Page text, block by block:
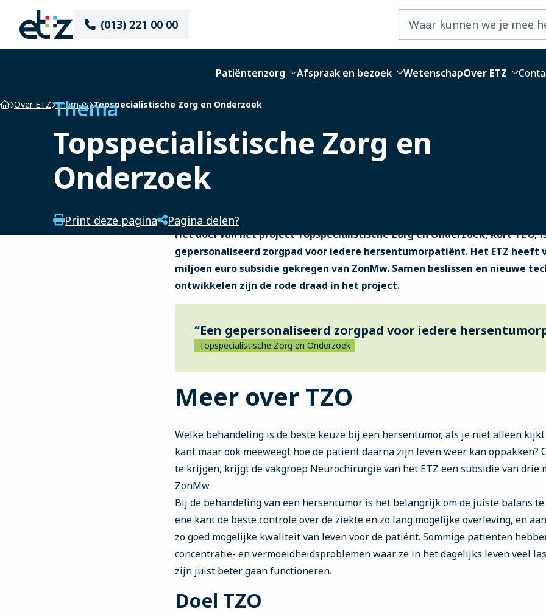
Elisabeth-
TweeSteden
Ziekenhuis
(013) 221 00 00
Patiëntenzorg Afspraak en bezoek WetenschapOver ETZ
Home
Over ETZ Thema’s Topspecialistische Zorg en Onderzoek
Thema
Topspecialistische Zorg en
Onderzoek
Print deze pagina Pagina delen?
Het doel van het project Topspecialistische Zorg en Onderzoek, kort TZO,
gepersonaliseerd zorgpad voor iedere hersentumorpatiënt. Het ETZ heeft
miljoen euro subsidie gekregen van ZonMw. Samen beslissen en nieuwe
ontwikkelen zijn de rode draad in het project.
“Een gepersonaliseerd zorgpad voor iedere
Topspecialistische Zorg en Onderzoek
Meer over TZO
Welke behandeling is de beste keuze bij een hersentumor, als je niet alleen
kant maar ook meeweegt hoe de patiënt daarna zijn leven weer kan oppakken?
te krijgen, krijgt de vakgroep Neurochirurgie van het ETZ een subsidie van drie
ZonMw.
Bij de behandeling van een hersentumor is het belangrijk om de juiste balans
ene kant de beste controle over de ziekte en zo lang mogelijke overleving, en
zo goed mogelijke kwaliteit van leven voor de patiënt. Sommige patiënten
concentratie- en vermoeidheidsproblemen waar ze in het dagelijks leven veel
zijn juist beter gaan functioneren.
Doel TZO